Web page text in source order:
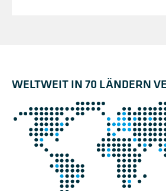
WELTWEIT IN 70 LÄNDERN